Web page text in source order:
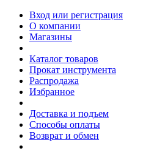
Вход или регистрация
О компании
Магазины
Каталог товаров
Прокат инструмента
Распродажа
Избранное
Доставка и подъем
Способы оплаты
Возврат и обмен